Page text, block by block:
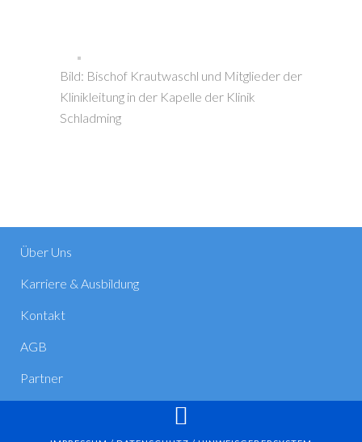
Bild: Bischof Krautwaschl und Mitglieder der
Klinikleitung in der Kapelle der Klinik
Schladming
Über Uns
Karriere & Ausbildung
Kontakt
AGB
Partner